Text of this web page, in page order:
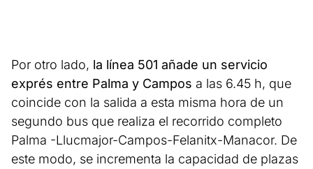
Por otro lado, la línea 501 añade un servicio
exprés entre Palma y Campos a las 6.45 h, que
coincide con la salida a esta misma hora de un
segundo bus que realiza el recorrido completo
Palma -Llucmajor-Campos-Felanitx-Manacor. De
este modo, se incrementa la capacidad de plazas